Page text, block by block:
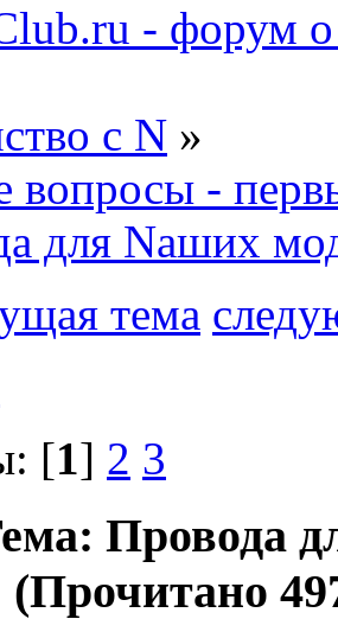
- форум
с N »
вопросы -
для Nаших
тема
[1] 2 3
Провода